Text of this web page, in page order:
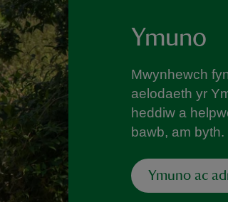
Ymuno
Mwynhewch
aelodaeth yr
heddiw a
bawb, am byth.
Ymuno ac